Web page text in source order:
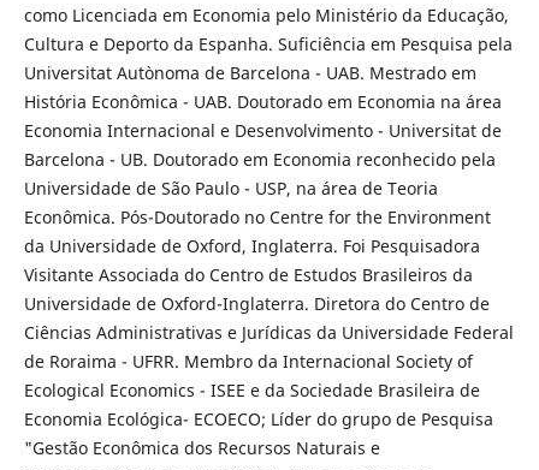
como Licenciada em Economia pelo Ministério da Educação,
Cultura e Deporto da Espanha. Suficiência em Pesquisa pela
Universitat Autònoma de Barcelona - UAB. Mestrado em
História Econômica - UAB. Doutorado em Economia na área
Economia Internacional e Desenvolvimento - Universitat de
Barcelona - UB. Doutorado em Economia reconhecido pela
Universidade de São Paulo - USP, na área de Teoria
Econômica. Pós-Doutorado no Centre for the Environment
da Universidade de Oxford, Inglaterra. Foi Pesquisadora
Visitante Associada do Centro de Estudos Brasileiros da
Universidade de Oxford-Inglaterra. Diretora do Centro de
Ciências Administrativas e Jurídicas da Universidade Federal
de Roraima - UFRR. Membro da Internacional Society of
Ecological Economics - ISEE e da Sociedade Brasileira de
Economia Ecológica- ECOECO; Líder do grupo de Pesquisa
"Gestão Econômica dos Recursos Naturais e